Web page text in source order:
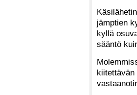
jämptien
kyllä
sääntö